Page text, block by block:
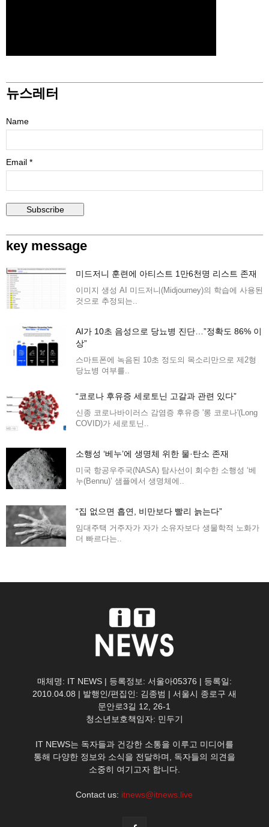
뉴스레터
Name
Email *
key message
미드저니 훈련에 아티스트 1만6천명 리스트 존재
이미지 생성 AI 미드저니(Midjourney)의 학습에 사용된
것으로 추정되는..
AI가 10초 음성으로 당뇨병 진단…”정확도 86% 이
상”
스마트폰에 녹음된 10초 정도의 목소리만으로 제2형
당뇨병 여부를..
“코로나 후유증 세로토닌 고갈과 관련 있다”
신종 코로나바이러스 감염증 후유증 '롱 코로나'(Long
COVID)가 세로토닌..
소행성 ‘베누’에 생명체 위한 물·탄소 존재
미국 항공우주국(NASA) 탐사선이 회수한 소행성 ‘베
누(Bennu)’ 샘플에서 생명체에..
“집 없으면 흡연, 비만보다 빨리 늙는다”
임대주택 거주자가 자가 소유자보다 생물학적 노화가
더 빠르다는..
매체명: IT NEWS | 등록정보: 서울아05376 | 등록일:
2010.04.08 | 발행인/편집인: 김종범 | 서울시 종로구 새
문안로3길 12, 26-1
청소년보호책임자: 민두기
IT NEWS는 독자들과 건강한 소통을 이루고 미디어를
통해 다양한 정보와 소식을 전달하며, 독자들의 의견을
소중히 여기고자 합니다.
Contact us: itnews@itnews.live